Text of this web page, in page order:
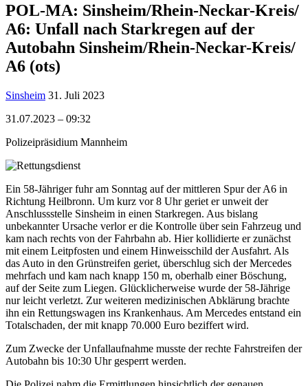
POL-MA: Sinsheim/Rhein-Neckar-Kreis/
A6: Unfall nach Starkregen auf der
Autobahn Sinsheim/Rhein-Neckar-Kreis/
A6 (ots)
Sinsheim 31. Juli 2023
31.07.2023 – 09:32
Polizeipräsidium Mannheim
Ein 58-Jähriger fuhr am Sonntag auf der mittleren Spur der A6 in
Richtung Heilbronn. Um kurz vor 8 Uhr geriet er unweit der
Anschlussstelle Sinsheim in einen Starkregen. Aus bislang
unbekannter Ursache verlor er die Kontrolle über sein Fahrzeug und
kam nach rechts von der Fahrbahn ab. Hier kollidierte er zunächst
mit einem Leitpfosten und einem Hinweisschild der Ausfahrt. Als
das Auto in den Grünstreifen geriet, überschlug sich der Mercedes
mehrfach und kam nach knapp 150 m, oberhalb einer Böschung,
auf der Seite zum Liegen. Glücklicherweise wurde der 58-Jährige
nur leicht verletzt. Zur weiteren medizinischen Abklärung brachte
ihn ein Rettungswagen ins Krankenhaus. Am Mercedes entstand ein
Totalschaden, der mit knapp 70.000 Euro beziffert wird.
Zum Zwecke der Unfallaufnahme musste der rechte Fahrstreifen der
Autobahn bis 10:30 Uhr gesperrt werden.